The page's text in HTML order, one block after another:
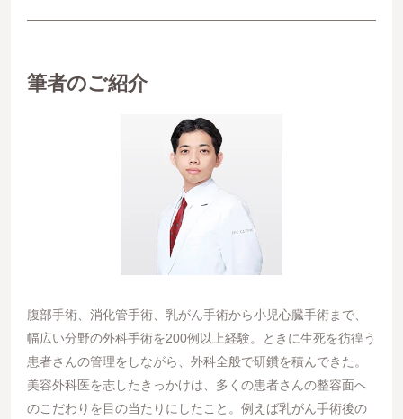
筆者のご紹介
腹部手術、消化管手術、乳がん手術から小児心臓手術まで、
幅広い分野の外科手術を200例以上経験。ときに生死を彷徨う
患者さんの管理をしながら、外科全般で研鑽を積んできた。
美容外科医を志したきっかけは、多くの患者さんの整容面へ
のこだわりを目の当たりにしたこと。例えば乳がん手術後の